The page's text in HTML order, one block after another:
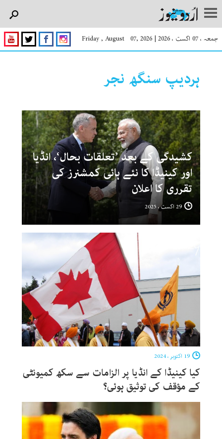
جمعہ ، 07 اگست ، 2026 |
Friday , August 07, 2026
ہردیپ سنگھ نجر
کشیدگی کے بعد ’تعلقات بحال‘، انڈیا
اور کینیڈا کا نئے ہائی کمشنرز کی
تقرری کا اعلان
کیا کینیڈا کے انڈیا پر الزامات سے سکھ کمیونٹی
کے مؤقف کی توثیق ہوئی؟